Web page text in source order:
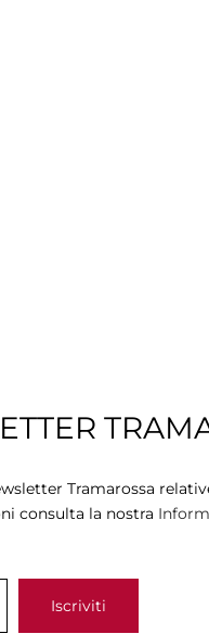
Tramarossa
consulta la nostra